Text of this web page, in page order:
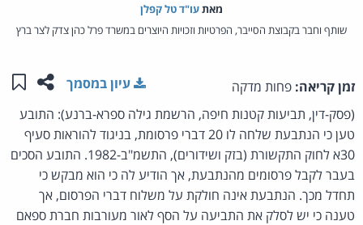
מאת‏עו"ד טל קפלן
שותף וחבר בקבוצת הסייבר, הפרטיות וזכויות היוצרים במשרד פרל כהן צדק לצר ברץ
זמן קריאה: פחות מדקה שתפו
עיון במסמך
(פסק-דין, תביעות קטנות חיפה, הרשמת גילה ספרא-ברנע): התובע
טען כי הנתבעת שלחה לו 20 דברי פרסומת, בניגוד להוראות סעיף
30א לחוק התקשורת (בזק ושידורים), התשמ"ב-1982. התובע הסכים
בעבר לקבל פרסומים מהנתבעת, אך הודיע לה כי הוא מבקש כי
תחדל מכך. הנתבעת אינה חולקת על משלוח דברי הפרסום, אך
טענה כי יש לסלק את התביעה על הסף לאור מעורבות חברת ספאם